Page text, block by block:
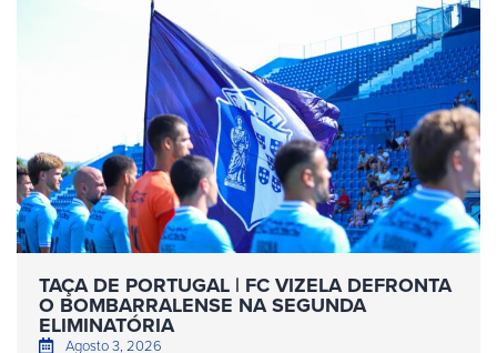
TAÇA DE PORTUGAL | FC VIZELA DEFRONTA
O BOMBARRALENSE NA SEGUNDA
ELIMINATÓRIA
Agosto 3, 2026